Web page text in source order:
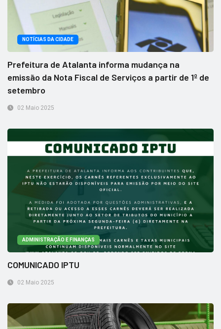
NOTÍCIAS DA CIDADE
Prefeitura de Atalanta informa mudança na
emissão da Nota Fiscal de Serviços a partir de 1º de
setembro
02 Maio 2025
ADMINISTRAÇÃO E FINANÇAS
COMUNICADO IPTU
02 Maio 2025